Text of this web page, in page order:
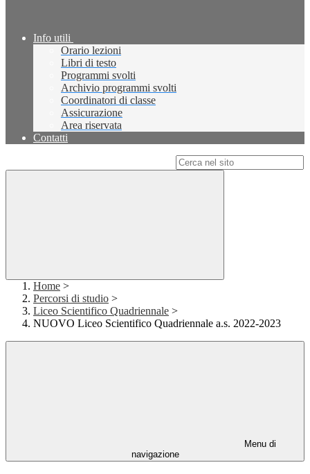
Info utili
Orario lezioni
Libri di testo
Programmi svolti
Archivio programmi svolti
Coordinatori di classe
Assicurazione
Area riservata
Contatti
Home >
Percorsi di studio >
Liceo Scientifico Quadriennale >
NUOVO Liceo Scientifico Quadriennale a.s. 2022-2023
Menu di
navigazione